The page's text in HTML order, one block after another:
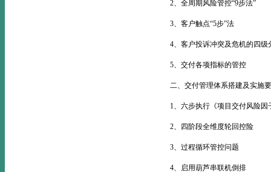
2、全周期风险管控“9步法”
3、客户触点“5步”法
4、客户投诉冲突及危机的四级
5、交付各项指标的管控
二、交付管理体系搭建及实施
1、六步执行《项目交付风险因
2、四阶段全维度轮回控险
3、过程循环管控问题
4、启用葫芦串联机倒排